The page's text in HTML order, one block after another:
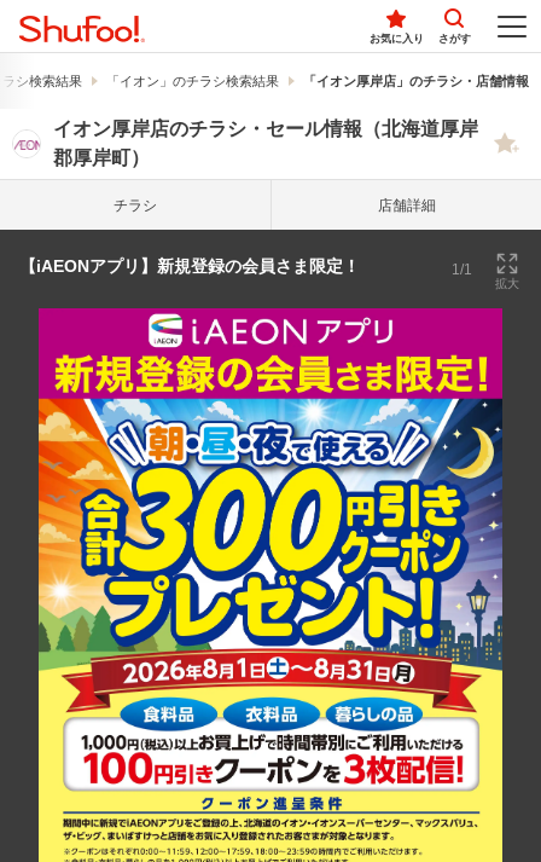
お気に入り さがす
シ検索結果 「イオン」のチラシ検索結果 「イオン厚岸店」のチラシ・店舗情報
イオン厚岸店のチラシ・セール情報（北海道厚岸
郡厚岸町）
チラシ 店舗詳細
【iAEONアプリ】新規登録の会員さま限定！ 1/1
拡大